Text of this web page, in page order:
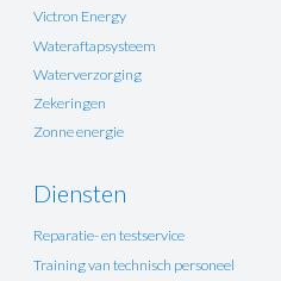
Victron Energy
Wateraftapsysteem
Waterverzorging
Zekeringen
Zonne energie
Diensten
Reparatie- en testservice
Training van technisch personeel